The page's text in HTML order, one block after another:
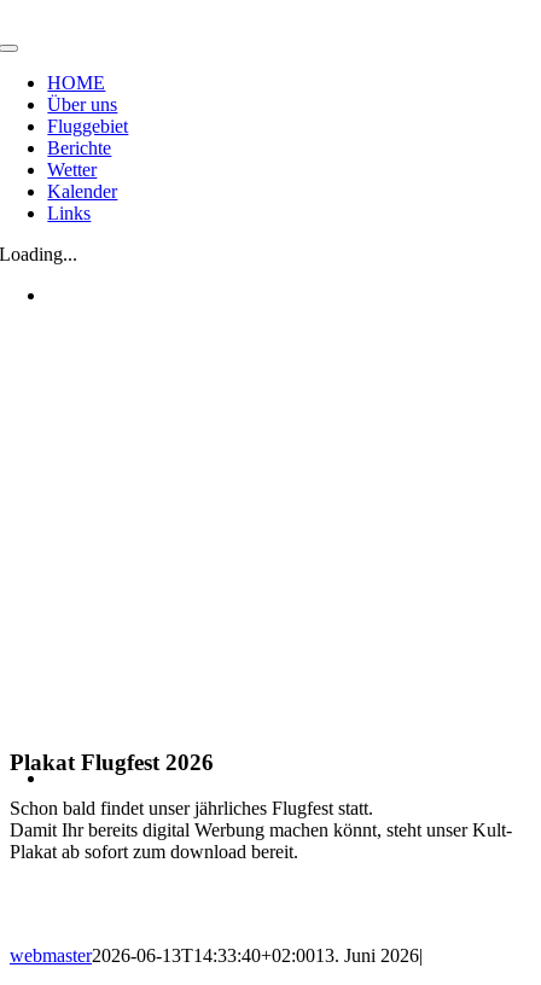
Inhalt
Toggle
Navigation
HOME
Über uns
Fluggebiet
Berichte
Wetter
Kalender
Links
Loading...
Plakat Flugfest 2026
Schon bald findet unser jährliches Flugfest statt.
Damit Ihr bereits digital Werbung machen könnt, steht unser Kult-
Plakat ab sofort zum download bereit.
webmaster2026-06-13T14:33:40+02:0013. Juni 2026|